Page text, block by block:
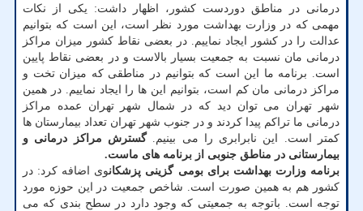
درمانی در مناطق دوردست کشور، اظهار داشت: یکی از نکات
مهمی که در وزارت بهداشت مورد نظر است، این است که بتوانیم
عدالت را در کشور ایجاد نماییم. در بعضی نقاط کشور میزان مراکز
درمانی مان نسبت به جمعیت بسیار بالاست و در بعضی نقاط پایین
است. برنامه ما این است که بتوانیم در مناطقی که میزان تخت و
مراکز درمانی مان کم است، بتوانیم این ها را ایجاد نماییم. در همین
شهر تهران می توان دید که در شمال شهر تهران عمده مراکز
درمانی ما تراکم پیدا کردند و در جنوب شهر تهران تعداد بیمارستان ها
کمتر است. این نابرابری را می بینیم.گسترش مراکز درمانی و
بیمارستانی در مناطق جنوبی از برنامه های ماست.
برنامه وزارت بهداشت برای بومی گزینی پزشکانوی اضافه کرد: در
کشور هم به همین صورت است. شاخص جمعیت در این حوزه مورد
توجه است. باتوجه به جمعیتی که وجود دارد در سطح بندی که می